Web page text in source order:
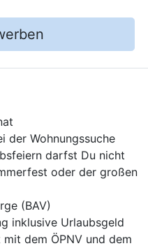
der Wohnungssuche
darfst Du nicht
oder der großen
(BAV)
inklusive Urlaubsgeld
dem ÖPNV und dem